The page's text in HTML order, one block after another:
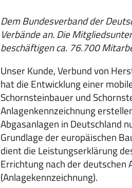
Dem Bundesverband der
Verbände an. Die
beschäftigen ca. 76.700
Unser Kunde, Verbund von
hat die Entwicklung einer
Schornsteinbauer und
Anlagenkennzeichnung
Abgasanlagen in Deutschland
Grundlage der europäischen
dient die Leistungserklärung
Errichtung nach der
(Anlagekennzeichnung).